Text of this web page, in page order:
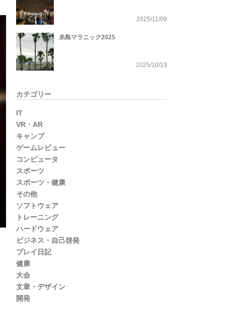
2025/11/09
糸島マラニック2025
2025/10/19
カテゴリー
IT
VR・AR
キャンプ
ゲームレビュー
コンピュータ
スポーツ
スポーツ・健康
その他
ソフトウェア
トレーニング
ハードウェア
ビジネス・自己啓発
プレイ日記
健康
大会
文章・デザイン
開発